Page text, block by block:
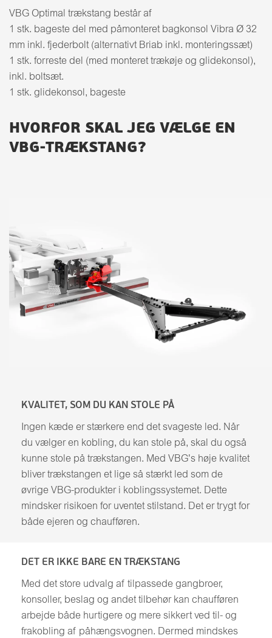
VBG Optimal trækstang består af
1 stk. bageste del med påmonteret bagkonsol Vibra Ø 32
mm inkl. fjederbolt (alternativt Briab inkl. monteringssæt)
1 stk. forreste del (med monteret trækøje og glidekonsol),
inkl. boltsæt.
1 stk. glidekonsol, bageste
HVORFOR SKAL JEG VÆLGE EN
VBG-TRÆKSTANG?
KVALITET, SOM DU KAN STOLE PÅ
Ingen kæde er stærkere end det svageste led. Når
du vælger en kobling, du kan stole på, skal du også
kunne stole på trækstangen. Med VBG's høje kvalitet
bliver trækstangen et lige så stærkt led som de
øvrige VBG-produkter i koblingssystemet. Dette
mindsker risikoen for uventet stilstand. Det er trygt for
både ejeren og chaufføren.
DET ER IKKE BARE EN TRÆKSTANG
Med det store udvalg af tilpassede gangbroer,
konsoller, beslag og andet tilbehør kan chaufføren
arbejde både hurtigere og mere sikkert ved til- og
frakobling af påhængsvognen. Dermed mindskes